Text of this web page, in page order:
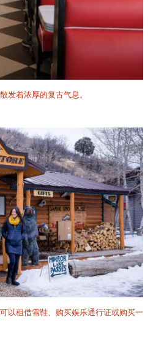
发着浓厚的复古气息。
以租借雪鞋、购买娱乐通行证或购买一